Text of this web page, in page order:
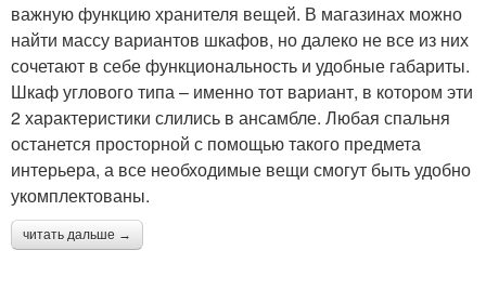
важную функцию хранителя вещей. В магазинах можно
найти массу вариантов шкафов, но далеко не все из них
сочетают в себе функциональность и удобные габариты.
Шкаф углового типа – именно тот вариант, в котором эти
2 характеристики слились в ансамбле. Любая спальня
останется просторной с помощью такого предмета
интерьера, а все необходимые вещи смогут быть удобно
укомплектованы.
читать дальше →